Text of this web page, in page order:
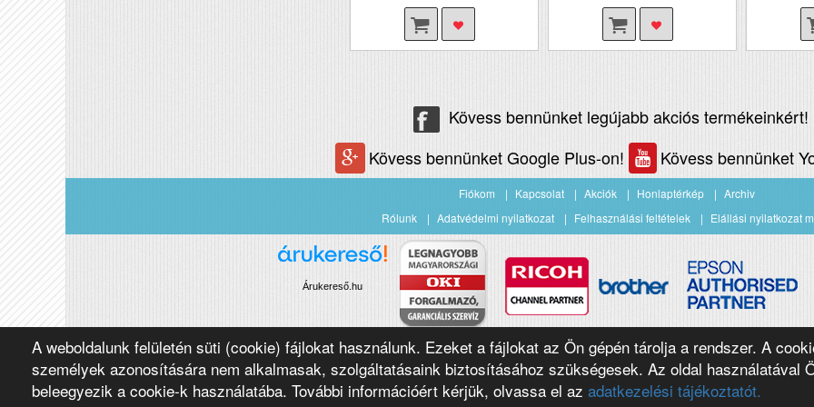
A weboldalunk felületén süti (cookie) fájlokat használunk. Ezeket a fájlokat az Ön gépén tárolja a rendszer. A
személyek azonosítására nem alkalmasak, szolgáltatásaink biztosításához szükségesek. Az oldal használatával
beleegyezik a cookie-k használatába. További információért kérjük, olvassa el az adatkezelési tájékoztatót.
Kövess bennünket legújabb akciós termékeinkért!
Kövess bennünket Google Plus-on!
Kövess bennünket
Fiókom Kapcsolat Akciók Honlaptérkép
Archiv
Rólunk
Adatvédelmi nyilatkozat Felhasználási feltételek Elállási nyilatkozat
Árukereső.hu
Copyright 2016 Négypólus Kft